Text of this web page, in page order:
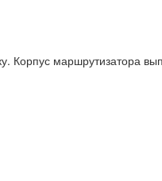
Корпус маршрутизатора